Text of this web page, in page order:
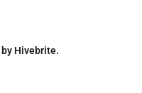
by Hivebrite.